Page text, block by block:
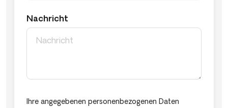
Nachricht
Ihre angegebenen personenbezogenen Daten